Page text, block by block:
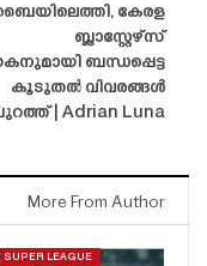
കേരള
ബ്ലാസ്റ്റേഴ്‌സ്
ബന്ധപ്പെട്ട
കൂടുതൽ വിവരങ്ങൾ
| Adrian Luna
More From Author
SUPER LEAGUE